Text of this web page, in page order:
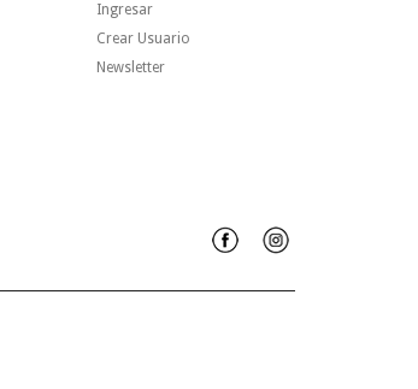
Ingresar
Crear Usuario
Newsletter